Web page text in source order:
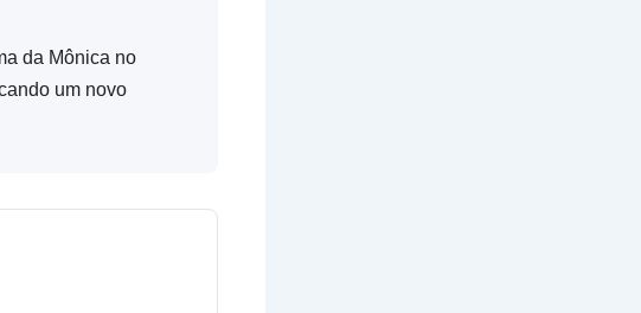
da Mônica no
um novo